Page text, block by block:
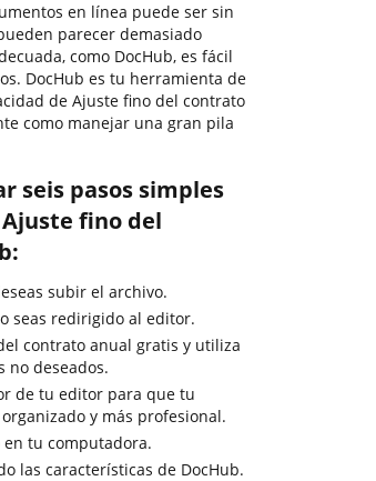
en línea puede ser sin
parecer demasiado
como DocHub, es fácil
DocHub es tu herramienta de
de Ajuste fino del contrato
como manejar una gran pila
seis pasos simples
fino del
subir el archivo.
seas redirigido al editor.
contrato anual gratis y utiliza
no deseados.
de tu editor para que tu
y más profesional.
tu computadora.
las características de DocHub.